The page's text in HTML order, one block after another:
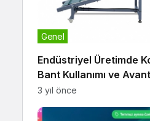
Endüstriyel Üretimde
Bant Kullanımı ve
Genel
3 yıl önce